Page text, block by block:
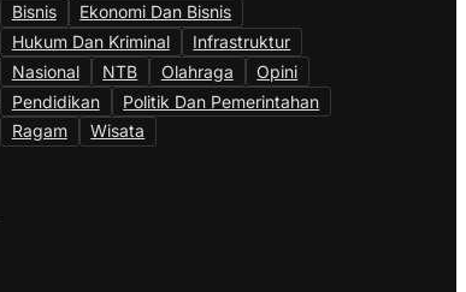
Bisnis
Ekonomi Dan Bisnis
Hukum Dan Kriminal
Infrastruktur
Nasional
NTB Olahraga
Opini
Pendidikan
Politik Dan Pemerintahan
Ragam
Wisata